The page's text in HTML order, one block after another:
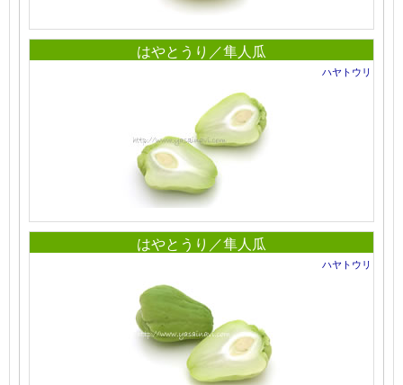
はやとうり／隼人瓜
ハヤトウリ
はやとうり／隼人瓜
ハヤトウリ